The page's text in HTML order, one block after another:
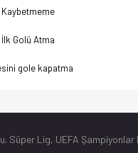
Kaybetmeme
İlk Golü Atma
gole kapatma
Lig, UEFA